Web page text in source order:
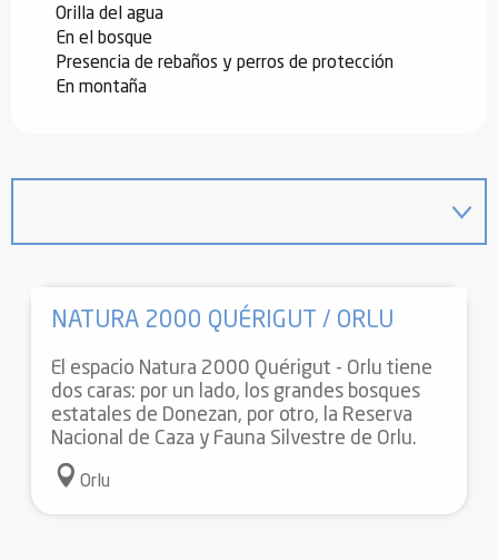
Orilla del agua
En el bosque
Presencia de rebaños y perros de protección
En montaña
NATURA 2000 QUÉRIGUT / ORLU
El espacio Natura 2000 Quérigut - Orlu tiene
dos caras: por un lado, los grandes bosques
estatales de Donezan, por otro, la Reserva
Nacional de Caza y Fauna Silvestre de Orlu.
Orlu